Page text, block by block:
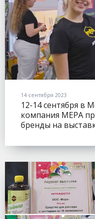
14 сентября 2023
12-14 сентября в
компания МЕРА
бренды на